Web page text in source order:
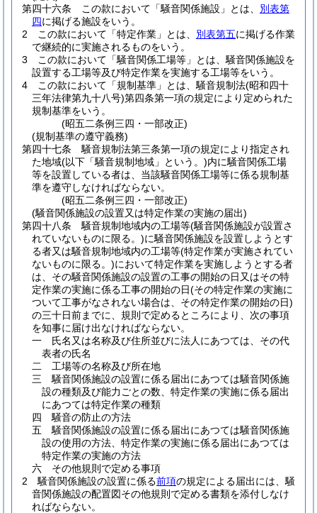
第四十六条
この款において「騒音関係施設」とは、 別表第
四に掲げる施設をいう。
2
この款において「特定作業」とは、 別表第五に掲げる作業
で継続的に実施されるものをいう。
3
この款において「騒音関係工場等」とは、騒音関係施設を
設置する工場等及び特定作業を実施する工場等をいう。
4
この款において「規制基準」とは、騒音規制法(昭和四十
三年法律第九十八号)第四条第一項の規定により定められた
規制基準をいう。
(昭五二条例三四・一部改正)
(規制基準の遵守義務)
第四十七条
騒音規制法第三条第一項の規定により指定され
た地域(以下「騒音規制地域」という。)内に騒音関係工場
等を設置している者は、当該騒音関係工場等に係る規制基
準を遵守しなければならない。
(昭五二条例三四・一部改正)
(騒音関係施設の設置又は特定作業の実施の届出)
第四十八条
騒音規制地域内の工場等(騒音関係施設が設置さ
れていないものに限る。)に騒音関係施設を設置しようとす
る者又は騒音規制地域内の工場等(特定作業が実施されてい
ないものに限る。)において特定作業を実施しようとする者
は、その騒音関係施設の設置の工事の開始の日又はその特
定作業の実施に係る工事の開始の日(その特定作業の実施に
ついて工事がなされない場合は、その特定作業の開始の日)
の三十日前までに、規則で定めるところにより、次の事項
を知事に届け出なければならない。
一
氏名又は名称及び住所並びに法人にあつては、その代
表者の氏名
二
工場等の名称及び所在地
三
騒音関係施設の設置に係る届出にあつては騒音関係施
設の種類及び能力ごとの数、特定作業の実施に係る届出
にあつては特定作業の種類
四
騒音の防止の方法
五
騒音関係施設の設置に係る届出にあつては騒音関係施
設の使用の方法、特定作業の実施に係る届出にあつては
特定作業の実施の方法
六
その他規則で定める事項
2
騒音関係施設の設置に係る前項の規定による届出には、騒
音関係施設の配置図その他規則で定める書類を添付しなけ
ればならない。